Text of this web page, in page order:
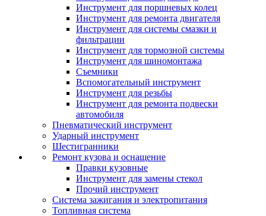
Инструмент для поршневых колец
Инструмент для ремонта двигателя
Инструмент для системы смазки и
фильтрации
Инструмент для тормозной системы
Инструмент для шиномонтажа
Съемники
Вспомогательный инструмент
Инструмент для резьбы
Инструмент для ремонта подвески
автомобиля
Пневматический инструмент
Ударный инструмент
Шестигранники
Ремонт кузова и оснащение
Правки кузовные
Инструмент для замены стекол
Прочий инструмент
Система зажигания и электропитания
Топливная система